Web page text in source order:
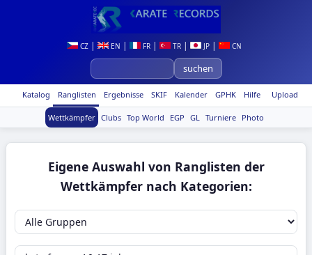
CZ| EN | FR| TR| JP| CN
Upload
Katalog Ranglisten Ergebnisse SKIF Kalender GPHK Hilfe
Wettkämpfer Clubs Top World EGP GL Turniere Photo
Eigene Auswahl von Ranglisten der
Wettkämpfer nach Kategorien: